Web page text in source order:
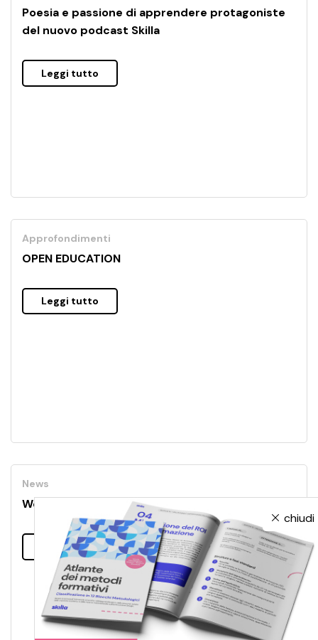
Poesia e passione di apprendere protagoniste
del nuovo podcast Skilla
Leggi tutto
Approfondimenti
OPEN EDUCATION
Leggi tutto
News
Welcome back, skilla!
Leggi tutto
chiudi